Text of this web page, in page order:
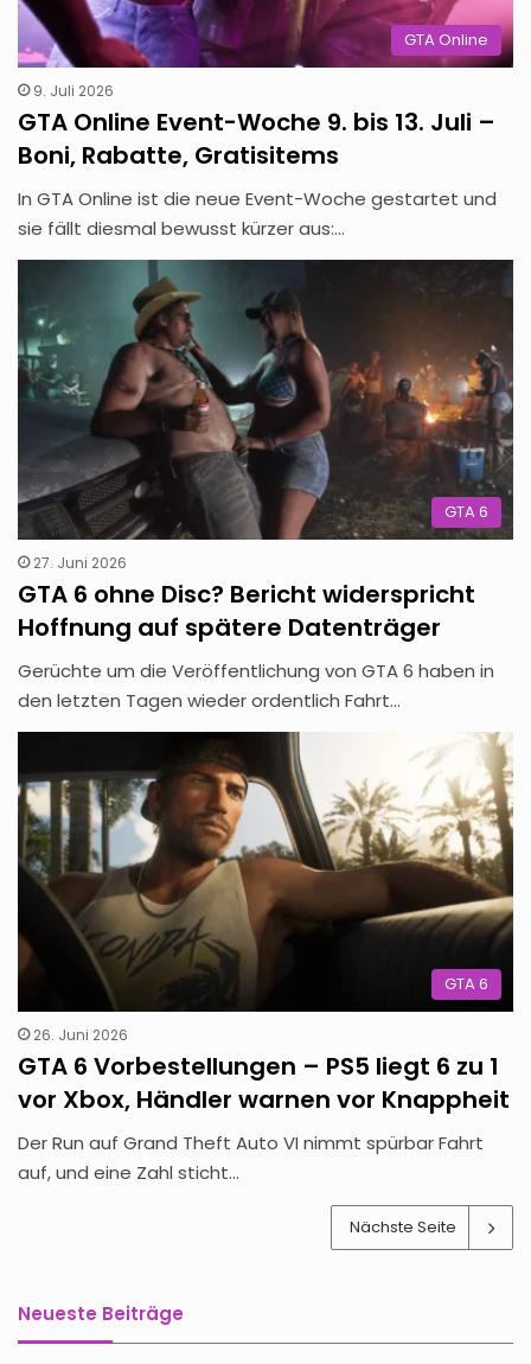
GTA Online
9. Juli 2026
GTA Online Event-Woche 9. bis 13. Juli –
Boni, Rabatte, Gratisitems
In GTA Online ist die neue Event-Woche gestartet und
sie fällt diesmal bewusst kürzer aus:…
GTA 6
27. Juni 2026
GTA 6 ohne Disc? Bericht widerspricht
Hoffnung auf spätere Datenträger
Gerüchte um die Veröffentlichung von GTA 6 haben in
den letzten Tagen wieder ordentlich Fahrt…
GTA 6
26. Juni 2026
GTA 6 Vorbestellungen – PS5 liegt 6 zu 1
vor Xbox, Händler warnen vor Knappheit
Der Run auf Grand Theft Auto VI nimmt spürbar Fahrt
auf, und eine Zahl sticht…
Nächste Seite
Neueste Beiträge